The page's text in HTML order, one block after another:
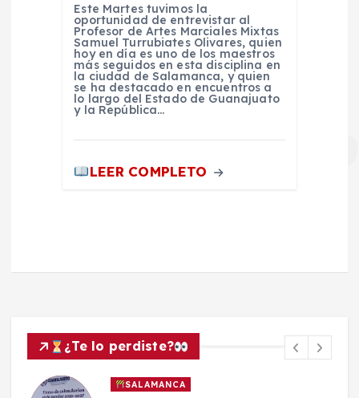
Este Martes tuvimos la
oportunidad de entrevistar al
Profesor de Artes Marciales Mixtas
Samuel Turrubiates Olivares, quien
hoy en día es uno de los maestros
más seguidos en esta disciplina en
la ciudad de Salamanca, y quien
se ha destacado en encuentros a
lo largo del Estado de Guanajuato
y la República…
LEER COMPLETO
¿Te lo perdiste?
SALAMANCA